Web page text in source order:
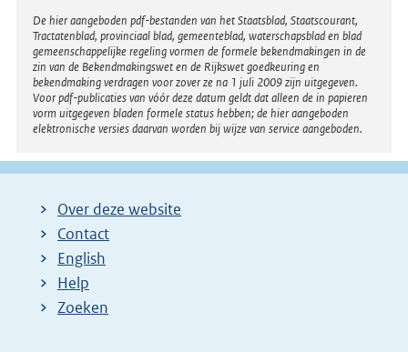
Disclaimer
De hier aangeboden pdf-bestanden van het Staatsblad, Staatscourant,
Tractatenblad, provinciaal blad, gemeenteblad, waterschapsblad en blad
gemeenschappelijke regeling vormen de formele bekendmakingen in de
zin van de Bekendmakingswet en de Rijkswet goedkeuring en
bekendmaking verdragen voor zover ze na 1 juli 2009 zijn uitgegeven.
Voor pdf-publicaties van vóór deze datum geldt dat alleen de in papieren
vorm uitgegeven bladen formele status hebben; de hier aangeboden
elektronische versies daarvan worden bij wijze van service aangeboden.
Over deze website
Contact
English
Help
Zoeken